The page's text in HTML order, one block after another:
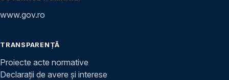
www.gov.ro
TRANSPARENȚĂ
Proiecte acte normative
Declarații de avere și interese